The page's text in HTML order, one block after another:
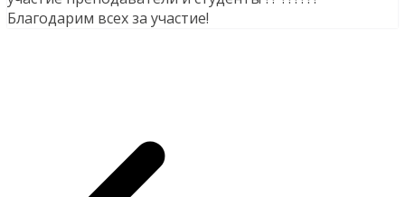
Благодарим всех за участие!